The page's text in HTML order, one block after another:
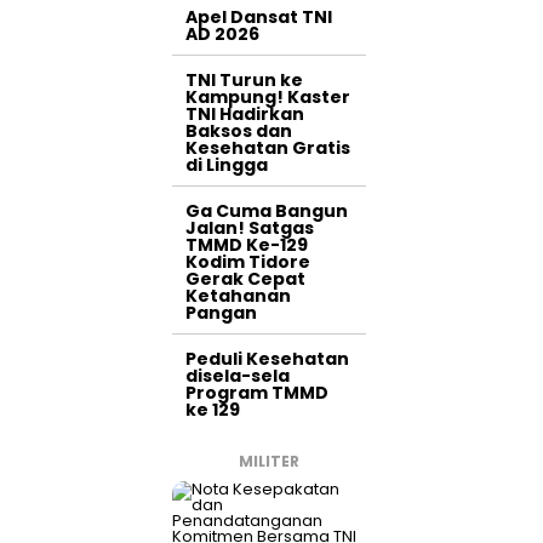
Apel Dansat TNI
AD 2026
TNI Turun ke
Kampung! Kaster
TNI Hadirkan
Baksos dan
Kesehatan Gratis
di Lingga
Ga Cuma Bangun
Jalan! Satgas
TMMD Ke-129
Kodim Tidore
Gerak Cepat
Ketahanan
Pangan
Peduli Kesehatan
disela-sela
Program TMMD
ke 129
MILITER